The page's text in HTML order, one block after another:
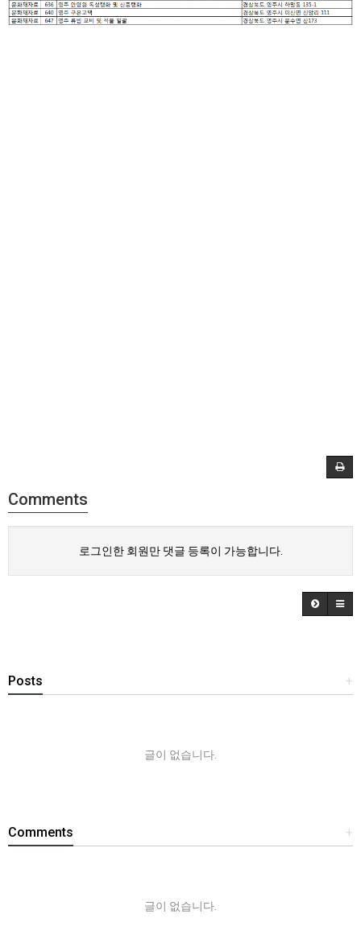
Comments
로그인한 회원만 댓글 등록이 가능합니다.
+
Posts
글이 없습니다.
+
Comments
글이 없습니다.